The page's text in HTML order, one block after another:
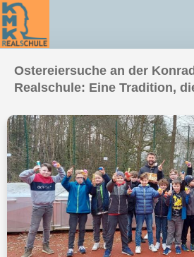
Ostereiersuche an der
Realschule: Eine Tradition,